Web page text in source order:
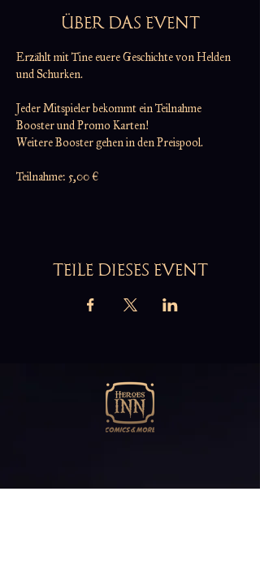
ÜBER DAS EVENT
Erzählt mit Tine euere Geschichte von Helden
und Schurken.
Jeder Mitspieler bekommt ein Teilnahme
Booster und Promo Karten!
Weitere Booster gehen in den Preispool.
Teilnahme: 5,00 €
TEILE DIESES EVENT